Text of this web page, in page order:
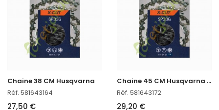
Chaine 38 CM Husqvarna
Réf. 581643164
27,50 €
C
haine 45 CM Husqvarna réf : 581643172
Réf. 581643172
29,20 €